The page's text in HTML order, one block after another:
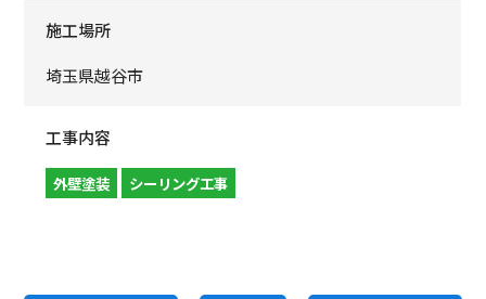
施工場所
埼玉県越谷市
工事内容
外壁塗装 シーリング工事